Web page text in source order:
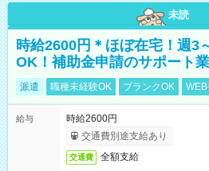
未読
時給2600円＊ほぼ在宅！週3
OK！補助金申請のサポート
派遣 職種未経験OK ブランクOK
給与
時給2600円
交通費別途支給あり
交通費 全額支給